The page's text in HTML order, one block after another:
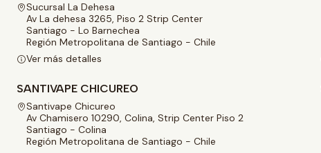
Sucursal La Dehesa
Av La dehesa 3265, Piso 2 Strip Center
Santiago - Lo Barnechea
Región Metropolitana de Santiago - Chile
Ver más detalles
SANTIVAPE CHICUREO
Santivape Chicureo
Av Chamisero 10290, Colina, Strip Center Piso 2
Santiago - Colina
Región Metropolitana de Santiago - Chile